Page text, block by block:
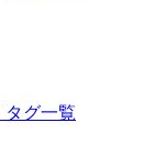
タグ一覧